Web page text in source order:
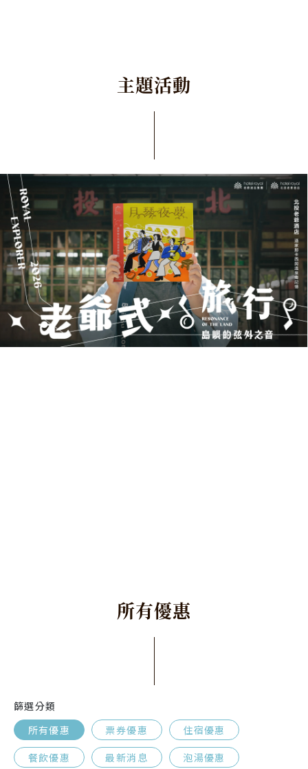
主題活動
所有優惠
篩選分類
所有優惠
票券優惠
住宿優惠
餐飲優惠
最新消息
泡湯優惠